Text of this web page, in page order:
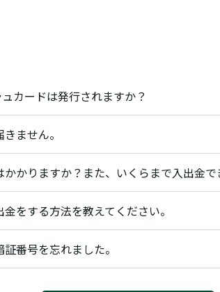
カードは発行されますか？
ません。
かりますか？また、いくらまで入出金で
をする方法を教えてください。
番号を忘れました。